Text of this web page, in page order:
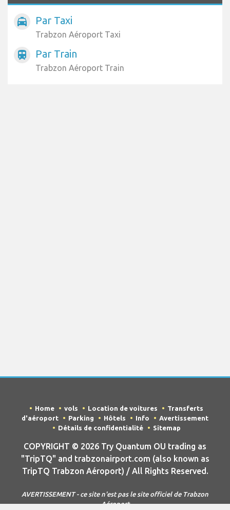
local_taxi Par Taxi
Trabzon Aéroport Taxi
train Par Train
Trabzon Aéroport Train
Home vols Location de voitures
Transferts
d'aéroport
Parking Hôtels Info
Avertissement
Détails de confidentialité
Sitemap
COPYRIGHT © 2026 Try Quantum OU trading as
"TripTQ" and trabzonairport.com (also known as
TripTQ Trabzon Aéroport) / All Rights Reserved.
AVERTISSEMENT - ce site n'est pas le site officiel de Trabzon
Aéroport